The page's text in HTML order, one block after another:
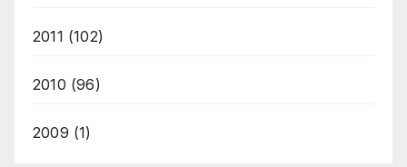
2011 (102)
2010 (96)
2009 (1)